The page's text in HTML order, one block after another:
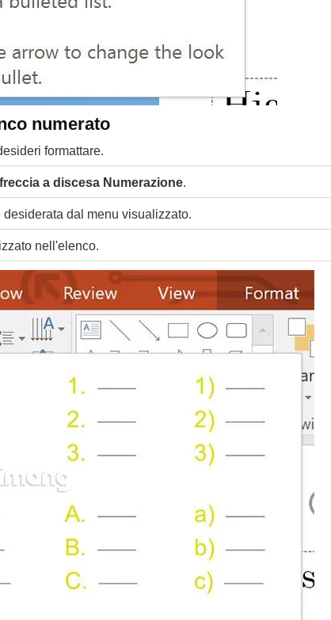
numerato
formattare.
freccia a discesa Numerazione.
dal menu visualizzato.
nell'elenco.